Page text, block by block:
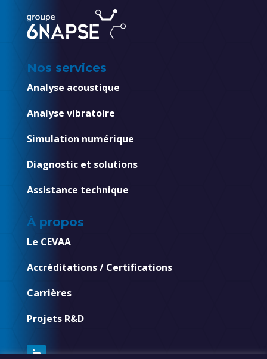
Nos services
Analyse acoustique
Analyse vibratoire
Simulation numérique
Diagnostic et solutions
Assistance technique
À propos
Le CEVAA
Accréditations / Certifications
Carrières
Projets R&D